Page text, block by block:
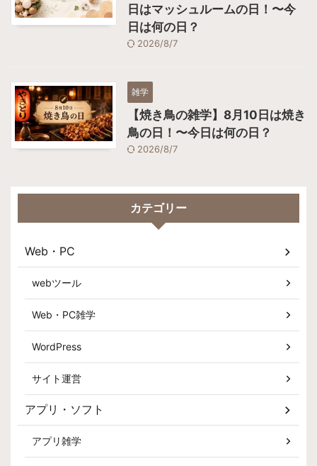
日はマッシュルームの日！〜今
日は何の日？
2026/8/7
雑学
【焼き鳥の雑学】8月10日は焼き
鳥の日！〜今日は何の日？
2026/8/7
カテゴリー
Web・PC
webツール
Web・PC雑学
WordPress
サイト運営
アプリ・ソフト
アプリ雑学